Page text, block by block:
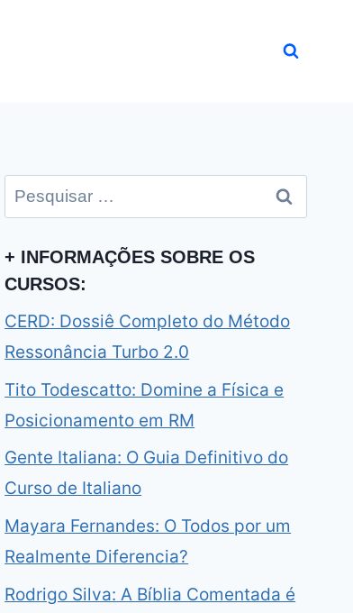
Pesquisar
por:
+ INFORMAÇÕES SOBRE OS
CURSOS:
CERD: Dossiê Completo do Método
Ressonância Turbo 2.0
Tito Todescatto: Domine a Física e
Posicionamento em RM
Gente Italiana: O Guia Definitivo do
Curso de Italiano
Mayara Fernandes: O Todos por um
Realmente Diferencia?
Rodrigo Silva: A Bíblia Comentada é